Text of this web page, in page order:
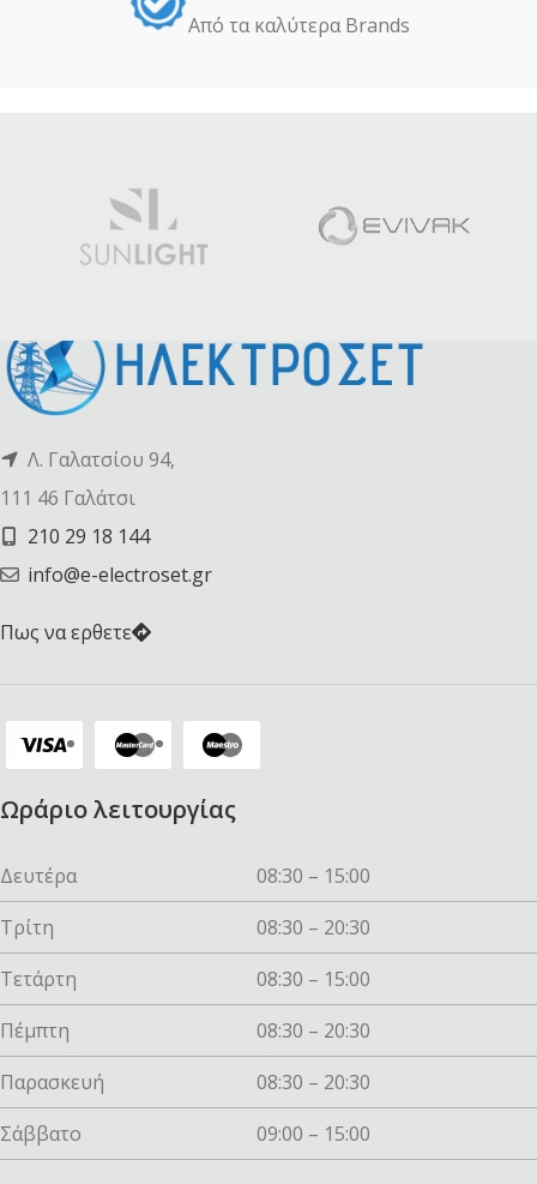
Από τα καλύτερα Βrands
Λ. Γαλατσίου 94,
111 46 Γαλάτσι
210 29 18 144
info@e-electroset.gr
Πως να ερθετε
Ωράριο λειτουργίας
Δευτέρα
08:30 – 15:00
Τρίτη
08:30 – 20:30
Τετάρτη
08:30 – 15:00
Πέμπτη
08:30 – 20:30
Παρασκευή
08:30 – 20:30
Σάββατο
09:00 – 15:00